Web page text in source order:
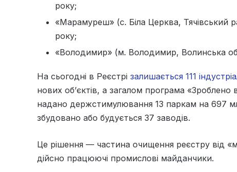
року;
«Марамуреш» (с. Біла Церква, Тячівський
року;
«Володимир» (м. Володимир, Волинська
На сьогодні в Реєстрі залишається 111
нових об’єктів, а загалом програма «Зроблено
надано держстимулювання 13 паркам на 697
збудовано або будується 37 заводів.
Це рішення — частина очищення реєстру від
дійсно працюючі промислові майданчики.